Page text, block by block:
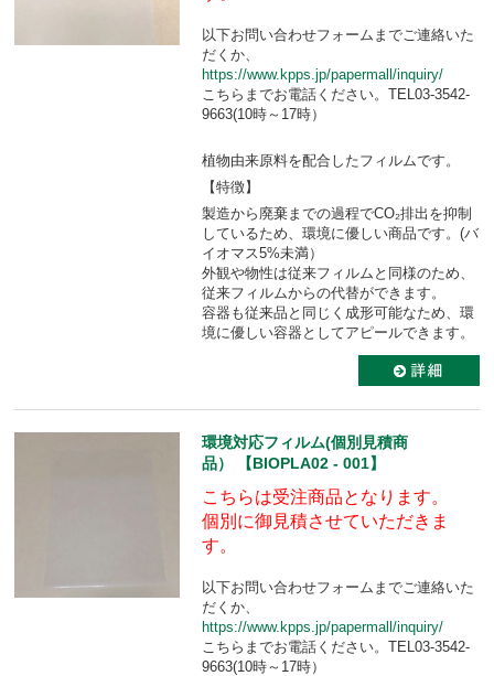
以下お問い合わせフォームまでご連絡いた
だくか、
https://www.kpps.jp/papermall/inquiry/
こちらまでお電話ください。TEL03-3542-
9663(10時～17時）
植物由来原料を配合したフィルムです。
【特徴】
製造から廃棄までの過程でCO₂排出を抑制
しているため、環境に優しい商品です。(バ
イオマス5%未満）
外観や物性は従来フィルムと同様のため、
従来フィルムからの代替ができます。
容器も従来品と同じく成形可能なため、環
境に優しい容器としてアピールできます。
環境対応フィルム(個別見積商
品） 【BIOPLA02 - 001】
こちらは受注商品となります。
個別に御見積させていただきま
す。
以下お問い合わせフォームまでご連絡いた
だくか、
https://www.kpps.jp/papermall/inquiry/
こちらまでお電話ください。TEL03-3542-
9663(10時～17時）